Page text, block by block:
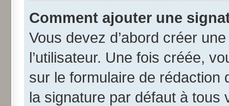
Comment ajouter une
Vous devez d’abord créer
l’utilisateur. Une fois créée,
sur le formulaire de rédaction
la signature par défaut à tous